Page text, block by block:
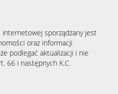
sporządzany jest
oraz informacji
podlegać aktualizacji i nie
66 i następnych K.C.